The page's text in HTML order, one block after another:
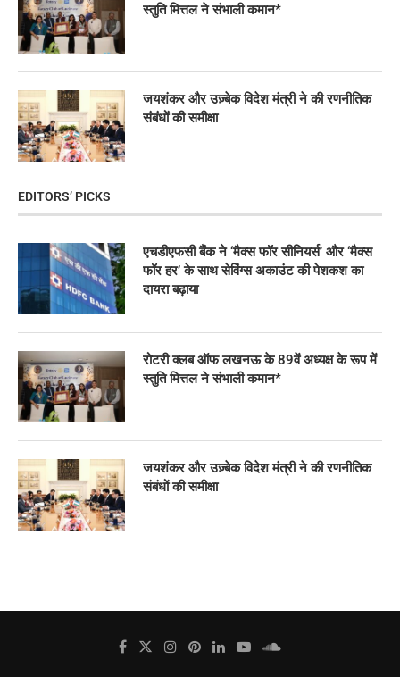
स्तुति मित्तल ने संभाली कमान*
जयशंकर और उज़्बेक विदेश मंत्री ने की रणनीतिक
संबंधों की समीक्षा
EDITORS’ PICKS
एचडीएफसी बैंक ने ‘मैक्स फॉर सीनियर्स’ और ‘मैक्स
फॉर हर’ के साथ सेविंग्स अकाउंट की पेशकश का
दायरा बढ़ाया
रोटरी क्लब ऑफ लखनऊ के 89वें अध्यक्ष के रूप में
स्तुति मित्तल ने संभाली कमान*
जयशंकर और उज़्बेक विदेश मंत्री ने की रणनीतिक
संबंधों की समीक्षा